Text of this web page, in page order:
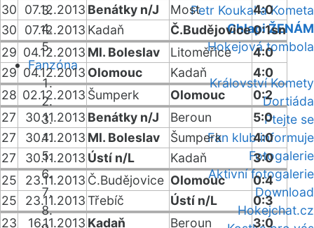
Petr Koukal a Kometa
Chlapi ŽENÁM
Hokejová tombola
Fanzóna
Království Komety
Dortiáda
Ptejte se
Fan klub informuje
Fotogalerie
Aktivní fotogalerie
Download
Hokejchat.cz
30
07.12.2013 Benátky n/J Most
4:0
30
07.12.2013 Kadaň Č.Budějovice0:1sn
29 04.12.2013 Ml. Boleslav Litoměřice
4:0
29 04.12.2013 Olomouc Kadaň
4:0
28 02.12.2013 Šumperk Olomouc
0:2
27
30.11.2013 Benátky n/J Beroun
5:0
27
30.11.2013 Ml. Boleslav Šumperk
4:0
27
30.11.2013 Ústí n/L Kadaň
3:0
25
23.11.2013 Č.Budějovice Olomouc
0:4
25
23.11.2013Třebíč Ústí n/L
0:3
23
16.11.2013 Kadaň Beroun 3:0